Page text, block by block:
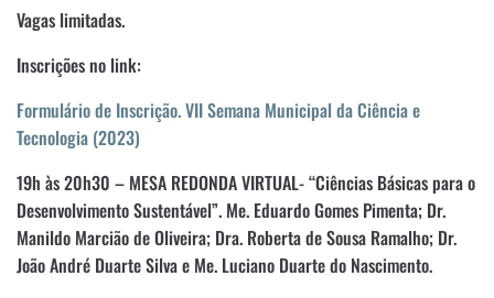
Vagas limitadas.
Inscrições no link:
Formulário de Inscrição. VII Semana Municipal da Ciência e
Tecnologia (2023)
19h às 20h30 – MESA REDONDA VIRTUAL- “Ciências Básicas para o
Desenvolvimento Sustentável”. Me. Eduardo Gomes Pimenta; Dr.
Manildo Marcião de Oliveira; Dra. Roberta de Sousa Ramalho; Dr.
João André Duarte Silva e Me. Luciano Duarte do Nascimento.